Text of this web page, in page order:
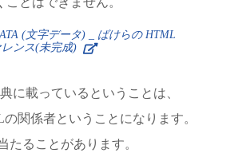
(文字データ) _ ばけらの HTML
レンス(未完成)
に載っているということは、
関係者ということになります。
たることがあります。